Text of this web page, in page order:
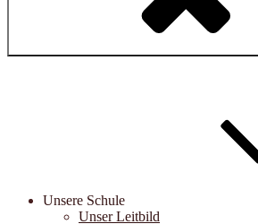
Unsere Schule
Unser Leitbild